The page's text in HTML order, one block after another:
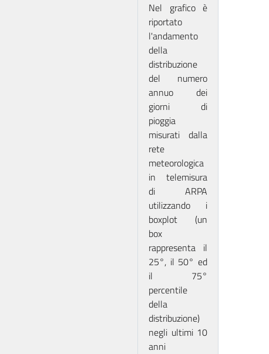
Nel grafico è
riportato
l'andamento
della
distribuzione
del numero
annuo dei
giorni di
pioggia
misurati dalla
rete
meteorologica
in telemisura
di ARPA
utilizzando i
boxplot (un
box
rappresenta il
25°, il 50° ed
il 75°
percentile
della
distribuzione)
negli ultimi 10
anni